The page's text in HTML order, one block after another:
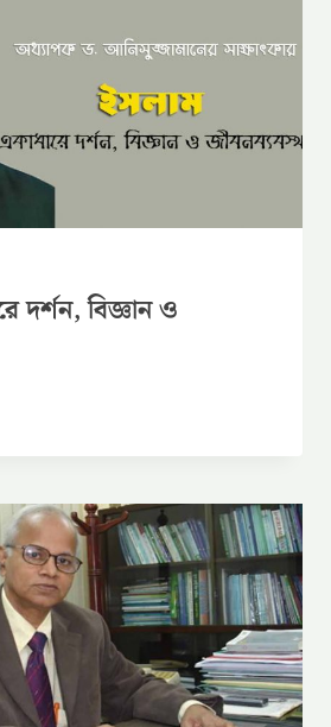
দর্শন, বিজ্ঞান ও